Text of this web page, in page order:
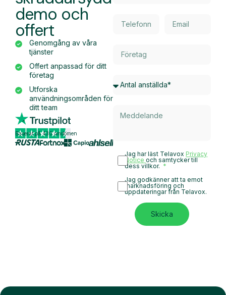
offert
Genomgång av våra
tjänster
Offert anpassad för ditt
företag
Utforska
användningsområden för
ditt team
Baserat på 430 omdömen
Jag godkänner att ta emot
marknadsföring och
uppdateringar från Telavox.
Skicka